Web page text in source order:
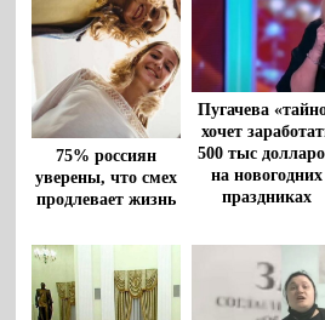
75% россиян
уверены, что смех
продлевает жизнь
Пугачева
хочет
500 тыс
на новогодних
праздниках